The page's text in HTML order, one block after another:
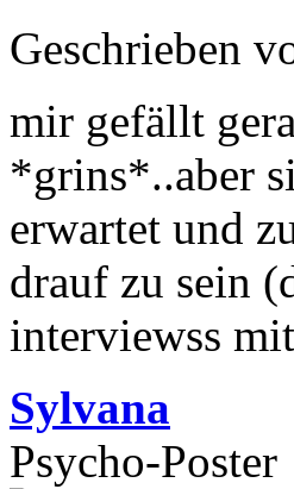
Geschrieben
mir gefällt
*grins*..aber
erwartet und
drauf zu sein
interviewss
Sylvana
Psycho-Poster